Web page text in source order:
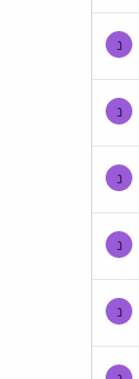
נ
נ
נ
נ
נ